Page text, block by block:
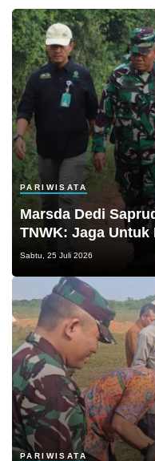
PARIWISATA
Marsda Dedi
TNWK: Jaga Untuk
Sabtu, 25 Juli 2026
PARIWISATA